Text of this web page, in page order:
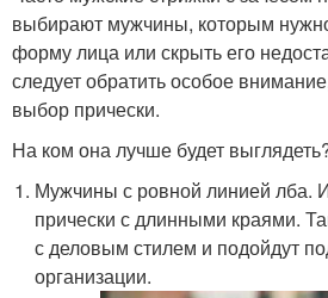
выбирают мужчины, которым
форму лица или скрыть его
следует обратить особое
выбор прически.
На ком она лучше будет
Мужчины с ровной линией лба.
прически с длинными краями.
с деловым стилем и подойдут
организации.